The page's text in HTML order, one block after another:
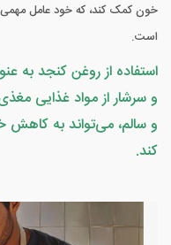
خون کمک کند، که خود عامل
است.
استفاده از روغن کنجد به
و سرشار از مواد غذایی
و سالم، می‌تواند به
کند.